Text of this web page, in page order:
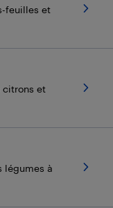
feuilles et
citrons et
légumes à